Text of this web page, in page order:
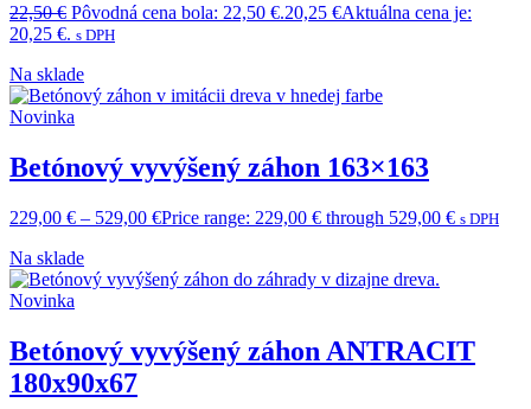
22,50€ Pôvodná cena bola: 22,50 €.20,25 €Aktuálna cena je:
20,25 €. s DPH
Na sklade
Novinka
Betónový vyvýšený záhon 163×163
229,00 € – 529,00 €Price range: 229,00 € through 529,00 € s DPH
Na sklade
Novinka
Betónový vyvýšený záhon ANTRACIT
180x90x67